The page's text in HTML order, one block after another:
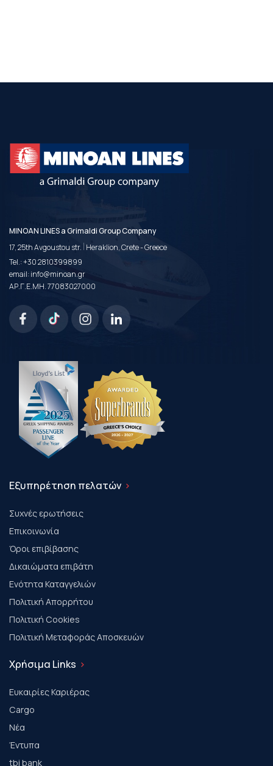
MINOAN LINES a Grimaldi Group Company
17, 25th Avgoustou str. | Heraklion, Crete - Greece
Tel.:+30 2810399899
email:info@minoan.gr
ΑΡ.Γ.Ε.ΜΗ. 77083027000
Εξυπηρέτηση πελατών
Συχνές ερωτήσεις
Επικοινωνία
Όροι επιβίβασης
Δικαιώματα επιβάτη
Ενότητα Καταγγελιών
Πολιτική Απορρήτου
Πολιτική Cookies
Πολιτική Μεταφοράς Αποσκευών
Χρήσιμα Links
Ευκαιρίες Καριέρας
Cargo
Νέα
Έντυπα
tbi bank